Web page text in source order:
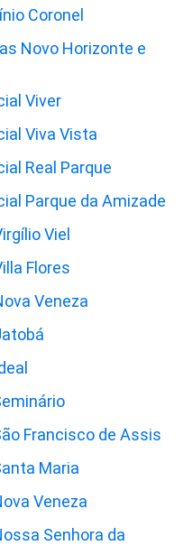
Coronel
Novo Horizonte e
Viver
Viva Vista
Real Parque
Parque da Amizade
Viel
Flores
Veneza
Francisco de Assis
Maria
Veneza
Senhora da